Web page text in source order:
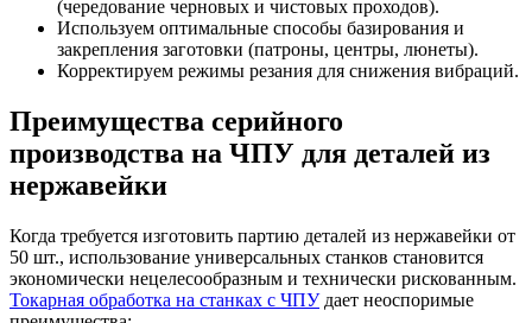
(чередование черновых и чистовых проходов).
Используем оптимальные способы базирования и
закрепления заготовки (патроны, центры, люнеты).
Корректируем режимы резания для снижения вибраций.
Преимущества серийного
производства на ЧПУ для деталей из
нержавейки
Когда требуется изготовить партию деталей из нержавейки от
50 шт., использование универсальных станков становится
экономически нецелесообразным и технически рискованным.
Токарная обработка на станках с ЧПУдает неоспоримые